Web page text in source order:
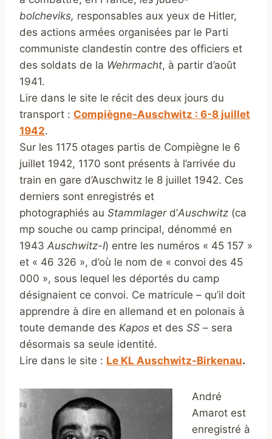
bolcheviks, responsables aux yeux de Hitler,
des actions armées organisées par le Parti
communiste clandestin contre des officiers et
des soldats de la Wehrmacht, à partir d’août
1941.
Lire dans le site le récit des deux jours du
transport : Compiègne-Auschwitz : 6-8 juillet
1942.
Sur les 1175 otages partis de Compiègne le 6
juillet 1942, 1170 sont présents à l’arrivée du
train en gare d’Auschwitz le 8 juillet 1942. Ces
derniers sont enregistrés et
photographiés au Stammlagerd’Auschwitz (ca
mp souche ou camp principal, dénommé en
1943 Auschwitz-I) entre les numéros « 45 157 »
et « 46 326 », d’où le nom de « convoi des 45
000 », sous lequel les déportés du camp
désignaient ce convoi. Ce matricule – qu’il doit
apprendre à dire en allemand et en polonais à
toute demande des Kapos et des SS – sera
désormais sa seule identité.
Lire dans le site : Le KL Auschwitz-Birkenau.
André
Amarot est
enregistré à